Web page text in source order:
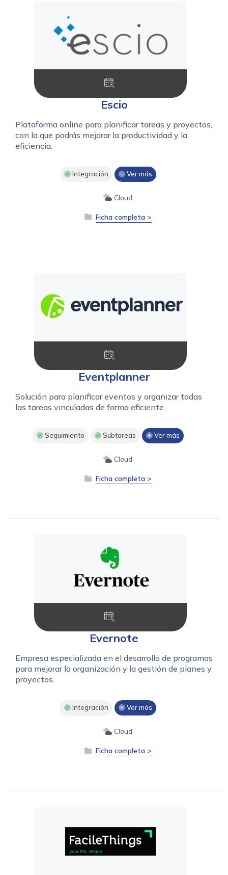
Escio
Plataforma online para planificar tareas y proyectos,
con la que podrás mejorar la productividad y la
eficiencia.
Integración Ver más
Cloud
Ficha completa >
Eventplanner
Solución para planificar eventos y organizar todas
las tareas vinculadas de forma eficiente.
Seguimiento Subtareas Ver más
Cloud
Ficha completa >
Evernote
Empresa especializada en el desarrollo de programas
para mejorar la organización y la gestión de planes y
proyectos.
Integración Ver más
Cloud
Ficha completa >